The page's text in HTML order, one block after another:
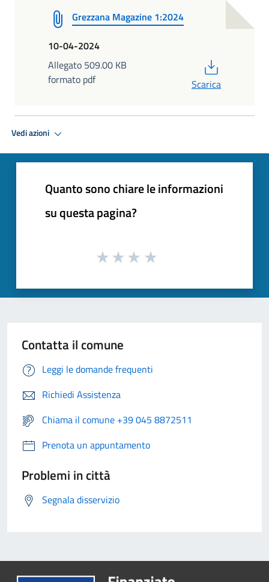
Grezzana Magazine 1:2024
10-04-2024
Allegato 509.00 KB
formato pdf
Scarica
Vedi azioni
Quanto sono chiare le informazioni
su questa pagina?
Contatta il comune
Leggi le domande frequenti
Richiedi Assistenza
Chiama il comune +39 045 8872511
Prenota un appuntamento
Problemi in città
Segnala disservizio